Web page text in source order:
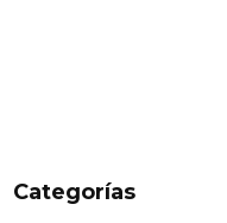
Categorías